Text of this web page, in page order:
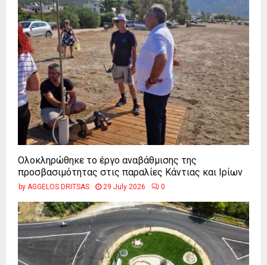
Ολοκληρώθηκε το έργο αναβάθμισης της
προσβασιμότητας στις παραλίες Κάντιας και Ιρίων
by AGGELOS DRITSAS 29 July 2026 0